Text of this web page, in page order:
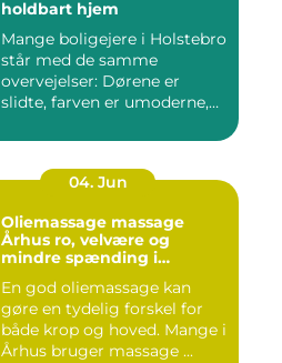
holdbart hjem
Mange boligejere i Holstebro
står med de samme
overvejelser: Dørene er
slidte, farven er umoderne,
04. Jun
Oliemassage massage
Århus ro, velvære og
mindre spænding i
En god oliemassage kan
gøre en tydelig forskel for
både krop og hoved. Mange i
Århus bruger massage ...